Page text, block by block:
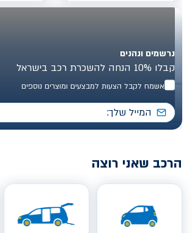
נרשמים ונהנים
קבלו 10% הנחה להשכרת רכב בישראל
אשמח לקבל הצעות למבצעים ומוצרים נוספים
הרכב שאני רוצה